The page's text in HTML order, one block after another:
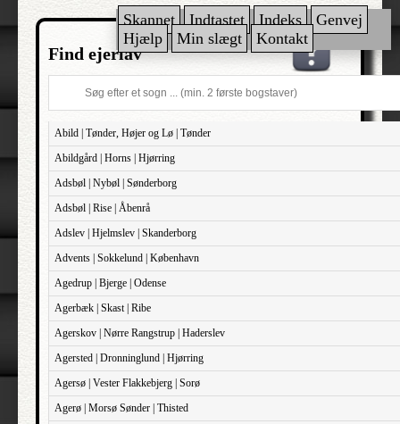
Skannet Indtastet Indeks
Genvej
Hjælp
Min slægt Kontakt
Find ejerlav
Abild | Tønder, Højer og Lø | Tønder
Abildgård | Horns | Hjørring
Adsbøl | Nybøl | Sønderborg
Adsbøl | Rise | Åbenrå
Adslev | Hjelmslev | Skanderborg
Advents | Sokkelund | København
Agedrup | Bjerge | Odense
Agerbæk | Skast | Ribe
Agerskov | Nørre Rangstrup | Haderslev
Agersted | Dronninglund | Hjørring
Agersø | Vester Flakkebjerg | Sorø
Agerø | Morsø Sønder | Thisted